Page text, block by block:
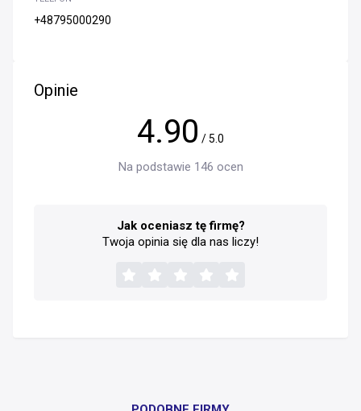
+48795000290
Opinie
4.90 / 5.0
Na podstawie 146 ocen
Jak oceniasz tę firmę?
Twoja opinia się dla nas liczy!